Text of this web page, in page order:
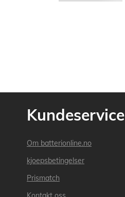
Kundeservice
Om batterionline.no
kjoepsbetingelser
Prismatch